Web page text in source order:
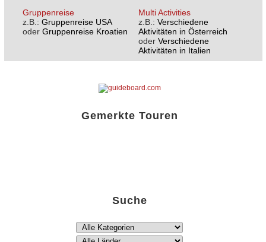
Gruppenreise
z.B.: Gruppenreise USA
oder Gruppenreise Kroatien
Multi Activities
z.B.: Verschiedene
Aktivitäten in Österreich
oder Verschiedene
Aktivitäten in Italien
Gemerkte Touren
Suche